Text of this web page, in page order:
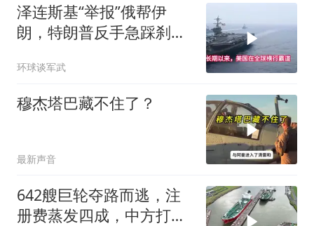
泽连斯基“举报”俄帮伊
朗，特朗普反手急踩刹
环球谈军武
穆杰塔巴藏不住了？
最新声音
642艘巨轮夺路而逃，注
册费蒸发四成，中方打到